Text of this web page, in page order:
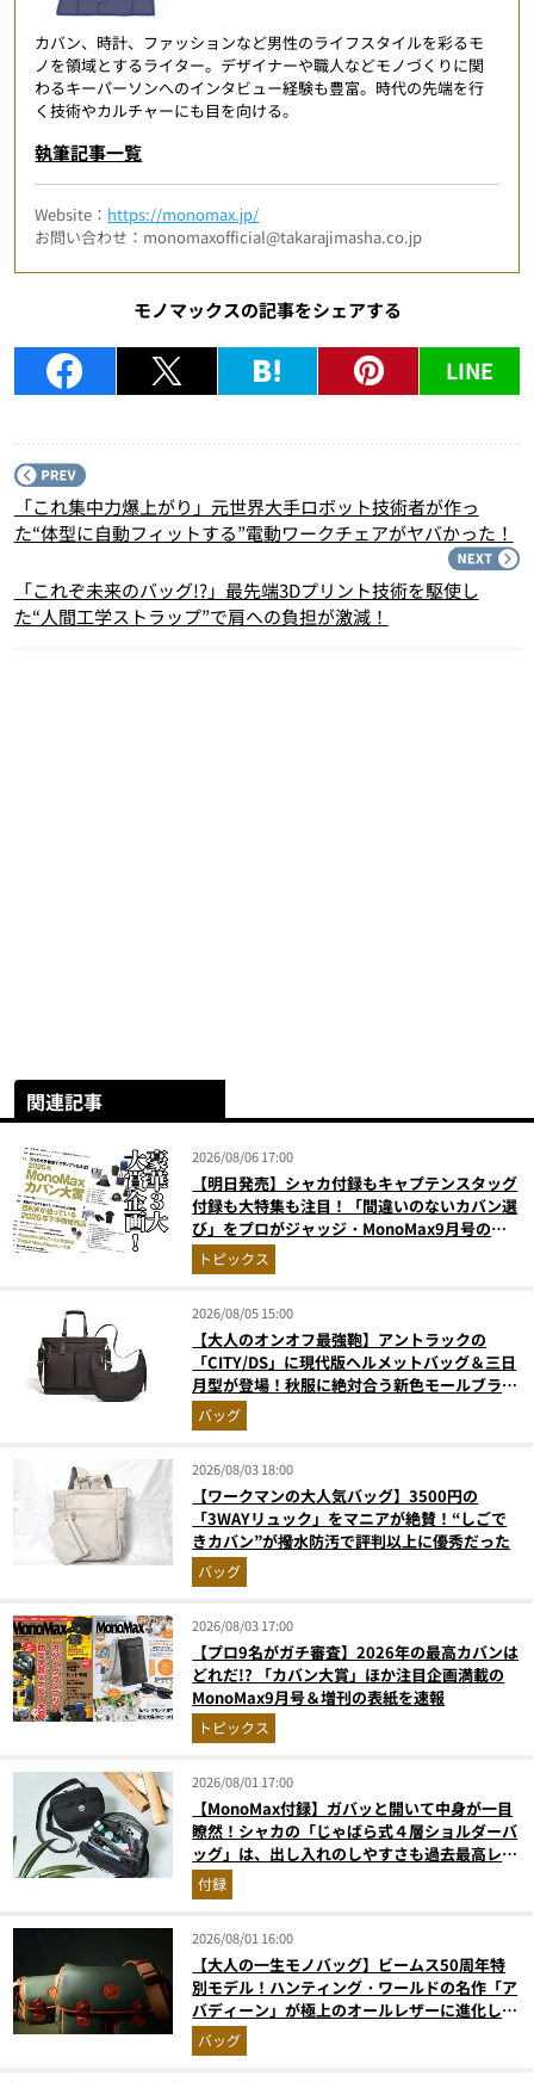
カバン、時計、ファッションなど男性のライフスタイルを彩るモ
ノを領域とするライター。デザイナーや職人などモノづくりに関
わるキーパーソンへのインタビュー経験も豊富。時代の先端を行
く技術やカルチャーにも目を向ける。
執筆記事一覧
Website： https://monomax.jp/
お問い合わせ：monomaxofficial@takarajimasha.co.jp
モノマックスの記事をシェアする
LINE
「これ集中力爆上がり」元世界大手ロボット技術者が作っ
た“体型に自動フィットする”電動ワークチェアがヤバかった！
「これぞ未来のバッグ!?」最先端3Dプリント技術を駆使し
た“人間工学ストラップ”で肩への負担が激減！
関連記事
2026/08/06 17:00
【明日発売】シャカ付録もキャプテンスタッグ
付録も大特集も注目！「間違いのないカバン選
び」をプロがジャッジ・MonoMax9月号の目
次を公開
トピックス
2026/08/05 15:00
【大人のオンオフ最強鞄】アントラックの
「CITY/DS」に現代版ヘルメットバッグ＆三日
月型が登場！秋服に絶対合う新色モールブラウ
ンが傑作
バッグ
2026/08/03 18:00
【ワークマンの大人気バッグ】3500円の
「3WAYリュック」をマニアが絶賛！“しごで
きカバン”が撥水防汚で評判以上に優秀だった
バッグ
2026/08/03 17:00
【プロ9名がガチ審査】2026年の最高カバンは
どれだ!? 「カバン大賞」ほか注目企画満載の
MonoMax9月号＆増刊の表紙を速報
トピックス
2026/08/01 17:00
【MonoMax付録】ガバッと開いて中身が一目
瞭然！シャカの「じゃばら式４層ショルダーバ
ッグ」は、出し入れのしやすさも過去最高レベ
ルだった！
付録
2026/08/01 16:00
【大人の一生モノバッグ】ビームス50周年特
別モデル！ハンティング・ワールドの名作「ア
バディーン」が極上のオールレザーに進化して
登場
バッグ